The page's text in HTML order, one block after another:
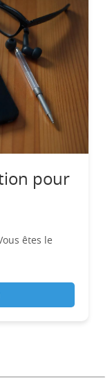
pour
êtes le